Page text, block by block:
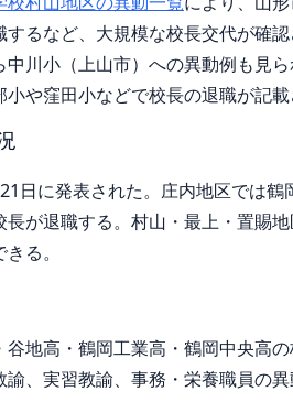
するなど、大規模な校長交代が確
中川小（上山市）への異動例も見
小や窪田小などで校長の退職が記
日に発表された。庄内地区では
長が退職する。村山・最上・置賜
る。
谷地高・鶴岡工業高・鶴岡中央高
諭、実習教諭、事務・栄養職員の